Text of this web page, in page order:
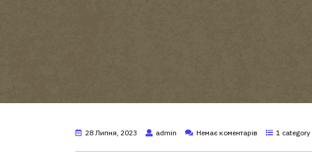
28 Липня, 2023 admin Немає коментарів 1 category